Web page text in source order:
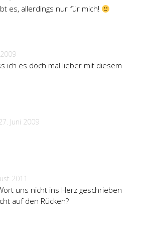
es, allerdings nur für mich!
ich es doch mal lieber mit diesem
Juni 2009
2011
uns nicht ins Herz geschrieben
auf den Rücken?